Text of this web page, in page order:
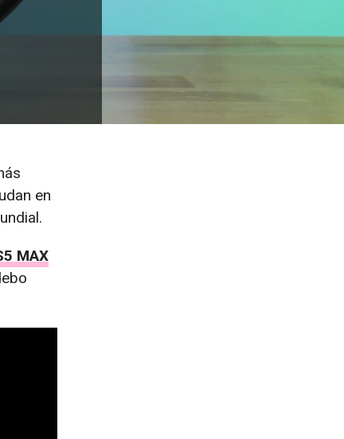
en
MAX